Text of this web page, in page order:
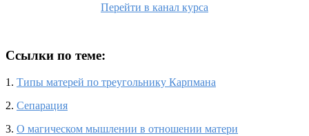
Перейти в канал курса
Ссылки по теме:
1. Типы матерей по треугольнику Карпмана
2. Сепарация
3. О магическом мышлении в отношении матери